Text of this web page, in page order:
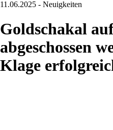
11.06.2025 - Neuigkeiten
Goldschakal
abgeschossen
Klage